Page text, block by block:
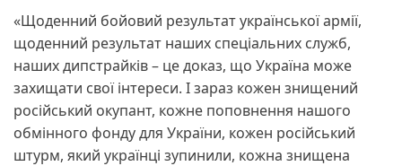
«Щоденний бойовий результат української армії,
щоденний результат наших спеціальних служб,
наших дипстрайків – це доказ, що Україна може
захищати свої інтереси. І зараз кожен знищений
російський окупант, кожне поповнення нашого
обмінного фонду для України, кожен російський
штурм, який українці зупинили, кожна знищена